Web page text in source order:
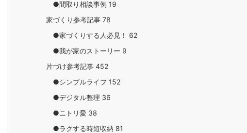
●間取り相談事例 19
家づくり参考記事 78
●家づくりする人必見！ 62
●我が家のストーリー 9
片づけ参考記事 452
●シンプルライフ 152
●デジタル整理 36
●ニトリ愛 38
●ラクする時短収納 81